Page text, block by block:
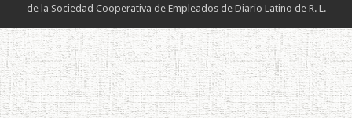
de la Sociedad Cooperativa de Empleados de Diario Latino de R. L.